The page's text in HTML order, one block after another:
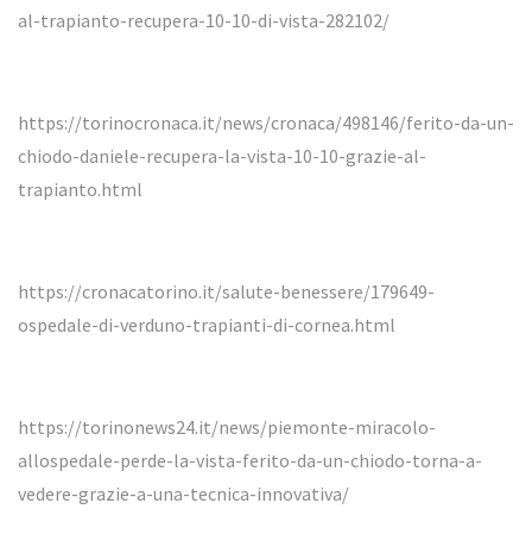
al-trapianto-recupera-10-10-di-vista-282102/
https://torinocronaca.it/news/cronaca/498146/ferito-da-un-
chiodo-daniele-recupera-la-vista-10-10-grazie-al-
trapianto.html
https://cronacatorino.it/salute-benessere/179649-
ospedale-di-verduno-trapianti-di-cornea.html
https://torinonews24.it/news/piemonte-miracolo-
allospedale-perde-la-vista-ferito-da-un-chiodo-torna-a-
vedere-grazie-a-una-tecnica-innovativa/